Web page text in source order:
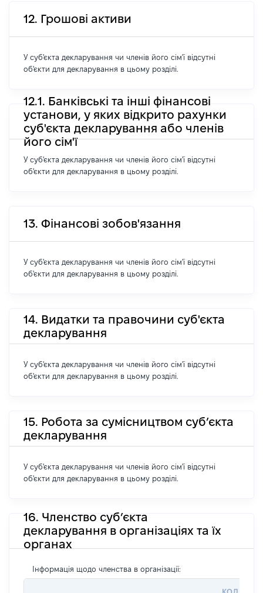
12. Грошові активи
У суб'єкта декларування чи членів його сім'ї відсутні
об'єкти для декларування в цьому розділі.
12.1. Банківські та інші фінансові
установи, у яких відкрито рахунки
суб'єкта декларування або членів
його сім'ї
У суб'єкта декларування чи членів його сім'ї відсутні
об'єкти для декларування в цьому розділі.
13. Фінансові зобов'язання
У суб'єкта декларування чи членів його сім'ї відсутні
об'єкти для декларування в цьому розділі.
14. Видатки та правочини суб'єкта
декларування
У суб'єкта декларування чи членів його сім'ї відсутні
об'єкти для декларування в цьому розділі.
15. Робота за сумісництвом суб’єкта
декларування
У суб'єкта декларування чи членів його сім'ї відсутні
об'єкти для декларування в цьому розділі.
16. Членство суб’єкта
декларування в організаціях та їх
органах
Інформація щодо членства в організації: